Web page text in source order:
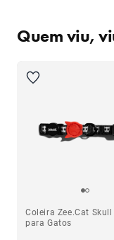
Quem viu,
Coleira Zee.Cat Skull
para Gatos